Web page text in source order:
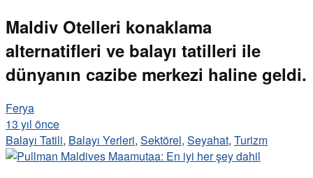
Maldiv Otelleri konaklama
alternatifleri ve balayı tatilleri ile
dünyanın cazibe merkezi haline geldi.
Ferya
13 yıl önce
Balayı Tatili, Balayı Yerleri, Sektörel, Seyahat, Turizm